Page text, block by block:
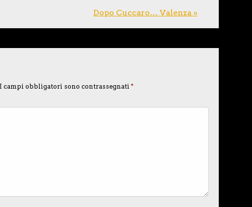
Dopo Cuccaro… Valenza »
I campi obbligatori sono contrassegnati *